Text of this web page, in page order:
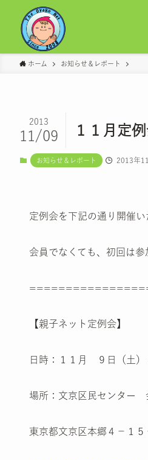
ホーム お知らせ＆レポート
１１月定
2013
11/09
お知らせ＆レポート 2013年
定例会を下記の通り開催い
会員でなくても、初回は
【親子ネット定例会】
日時：１１月 ９日（土）
場所：文京区民センター
東京都文京区本郷４－１